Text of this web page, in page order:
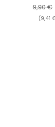
Prix
9,90 €
(9,41